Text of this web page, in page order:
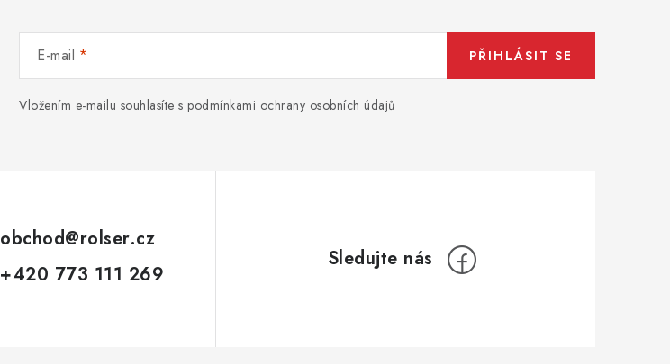
E-mail
Vložením e-mailu souhlasíte s podmínkami ochrany osobních údajů
PŘIHLÁSIT SE
obchod@rolser.cz
+420 773 111 269